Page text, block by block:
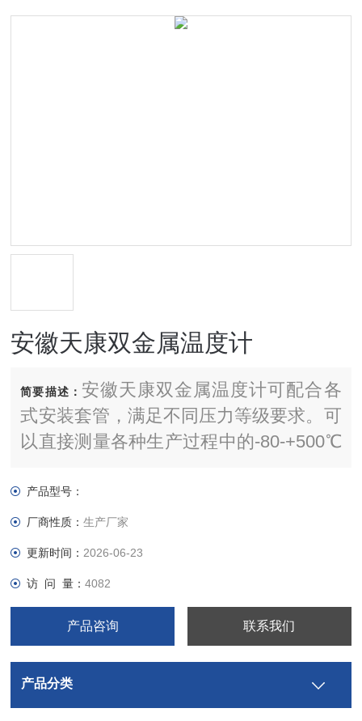
安徽天康双金属温度计
简要描述： 安徽天康双金属温度计可配合各
式安装套管，满足不同压力等级要求。可
以直接测量各种生产过程中的-80-+500℃
面测温。
产品型号：
厂商性质：生产厂家
更新时间： 2026-06-23
访 问 量：4082
产品咨询 联系我们
产品分类